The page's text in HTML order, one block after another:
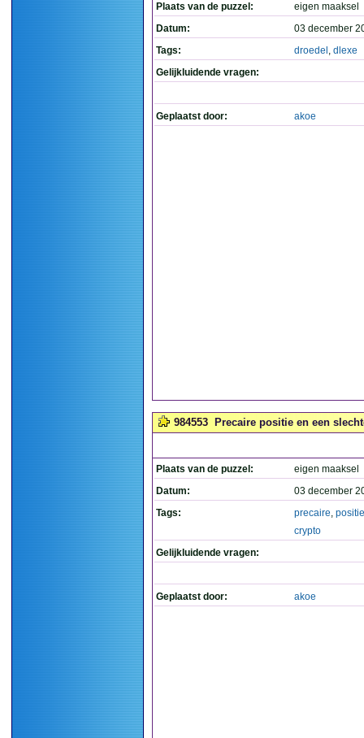
Plaats van de puzzel:
eigen maaksel
Datum:
03 december
Tags:
droedel , dlexe
Gelijkluidende vragen:
Geplaatst door: akoe
984553 Precaire positie en een
Plaats van de puzzel:
eigen maaksel
Datum:
03 december
Tags:
precaire, positie
crypto
Gelijkluidende vragen:
Geplaatst door: akoe